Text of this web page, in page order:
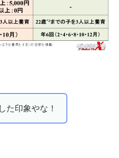
た印象やな！